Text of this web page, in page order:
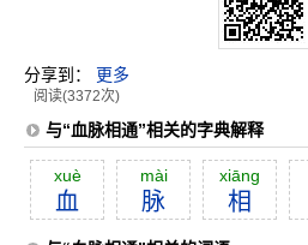
分享到： 更多
阅读(3372次)
与“血脉相通”相关的字典解释
xuè
血
mài
脉
xiāng
相